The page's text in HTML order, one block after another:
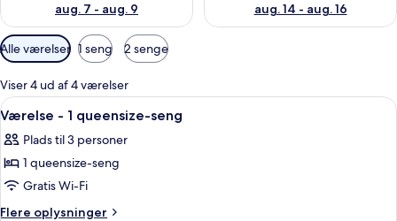
aug. 7 - aug. 9
aug. 14 - aug. 16
Tilgængelige
filtre
for
værelser
Alle værelser 1 seng 2 senge
Viser 4 ud af 4 værelser
Indlæs
alle
billeder
af
Værelse
-
Et hotelværelse med en stor seng,
10
Værelse - 1 queensize-seng
Plads til 3 personer
1 queensize-seng
Gratis Wi-Fi
Flere oplysninger
Flere